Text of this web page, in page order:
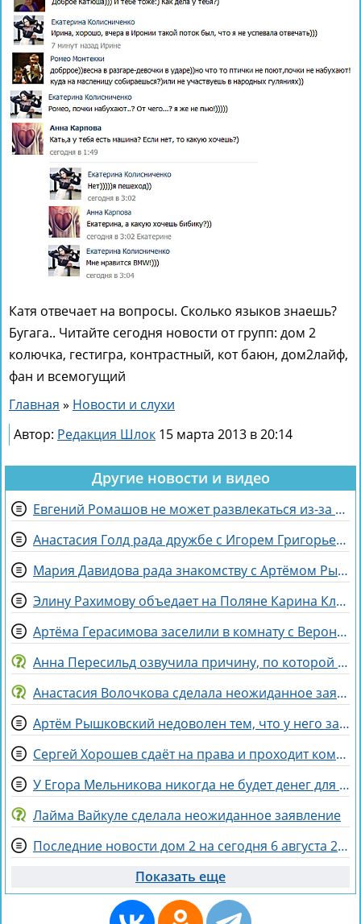
Катя отвечает на вопросы. Сколько языков знаешь?
Бугага.. Читайте сегодня новости от групп: дом 2
колючка, гестигра, контрастный, кот баюн, дом2лайф,
фан и всемогущий
Главная » Новости и слухи
Автор: Редакция Шлок 15 марта 2013 в 20:14
Другие новости и видео
Евгений Ромашов не может развлекаться из-за беременности жены Анастасии
Анастасия Голд рада дружбе с Игорем Григорьевым
Мария Давидова рада знакомству с Артёмом Рышковским на доме 2
Элину Рахимову объедает на Поляне Карина Клочкова
Артёма Герасимова заселили в комнату с Вероникой Строгановой
Анна Пересильд озвучила причину, по которой она выбрала курс Дарьи Мороз
Анастасия Волочкова сделала неожиданное заявление о дочери
Артём Рышковский недоволен тем, что у него забрали баллы в конкурсе "Человек года"
Сергей Хорошев сдаёт на права и проходит комиссию
У Егора Мельникова никогда не будет денег для Вероники Гракович
Лайма Вайкуле сделала неожиданное заявление
Последние новости дом 2 на сегодня 6 августа 2026
Показать еще